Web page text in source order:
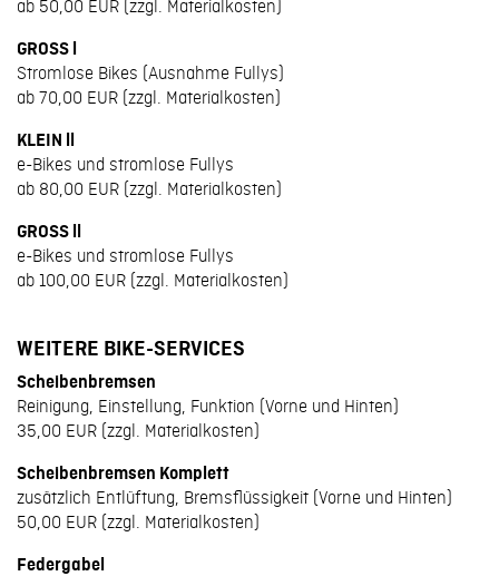
ab 50,00 EUR (zzgl. Materialkosten)
GROSS l
Stromlose Bikes (Ausnahme Fullys)
ab 70,00 EUR (zzgl. Materialkosten)
KLEIN ll
e-Bikes und stromlose Fullys
ab 80,00 EUR (zzgl. Materialkosten)
GROSS ll
e-Bikes und stromlose Fullys
ab 100,00 EUR (zzgl. Materialkosten)
WEITERE BIKE-SERVICES
Scheibenbremsen
Reinigung, Einstellung, Funktion (Vorne und Hinten)
35,00 EUR (zzgl. Materialkosten)
Scheibenbremsen Komplett
zusätzlich Entlüftung, Bremsflüssigkeit (Vorne und Hinten)
50,00 EUR (zzgl. Materialkosten)
Federgabel